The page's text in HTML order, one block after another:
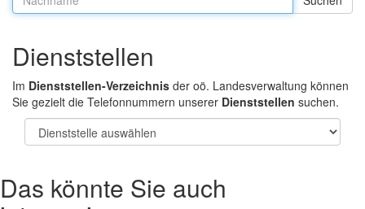
Dienststellen
Im Dienststellen-Verzeichnis der oö. Landesverwaltung können
Sie gezielt die Telefonnummern unserer Dienststellen suchen.
Das könnte Sie auch